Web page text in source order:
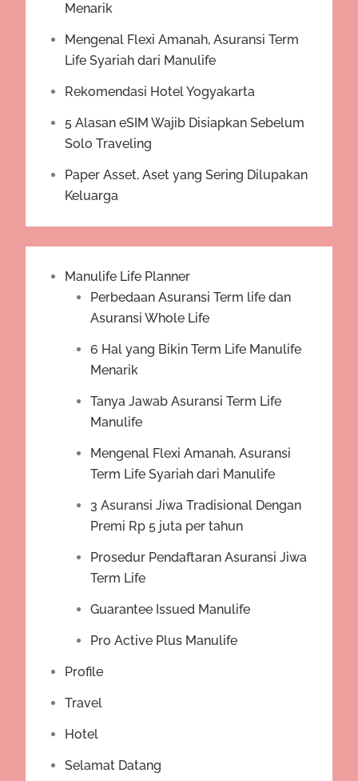
Menarik
Mengenal Flexi Amanah, Asuransi Term
Life Syariah dari Manulife
Rekomendasi Hotel Yogyakarta
5 Alasan eSIM Wajib Disiapkan Sebelum
Solo Traveling
Paper Asset, Aset yang Sering Dilupakan
Keluarga
Manulife Life Planner
Perbedaan Asuransi Term life dan
Asuransi Whole Life
6 Hal yang Bikin Term Life Manulife
Menarik
Tanya Jawab Asuransi Term Life
Manulife
Mengenal Flexi Amanah, Asuransi
Term Life Syariah dari Manulife
3 Asuransi Jiwa Tradisional Dengan
Premi Rp 5 juta per tahun
Prosedur Pendaftaran Asuransi Jiwa
Term Life
Guarantee Issued Manulife
Pro Active Plus Manulife
Profile
Travel
Hotel
Selamat Datang